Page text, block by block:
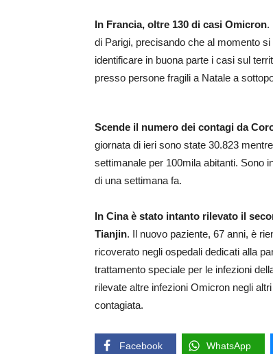
In Francia, oltre 130 di casi Omicron.
di Parigi, precisando che al momento
identificare in buona parte i casi sul
presso persone fragili a Natale a
Scende il numero dei contagi da
giornata di ieri sono state 30.823
settimanale per 100mila abitanti. Sono
di una settimana fa.
In Cina è stato intanto rilevato il
Tianjin. Il nuovo paziente, 67 anni, è
ricoverato negli ospedali dedicati alla
trattamento speciale per le infezioni
rilevate altre infezioni Omicron negli
contagiata.
Facebook WhatsApp